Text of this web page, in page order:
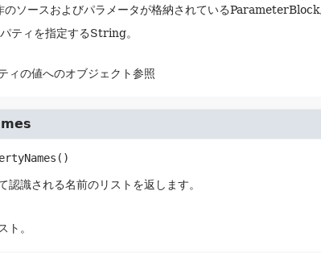
ソースおよびパラメータが格納されているParameterBlock
ティを指定するString。
ィの値へのオブジェクト参照
()
識される名前のリストを返します。
ト。